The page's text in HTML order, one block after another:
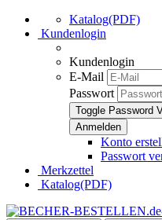
Katalog(PDF)
Kundenlogin
Kundenlogin
E-Mail
Passwort
Toggle Password
Konto
Passwort
Merkzettel
Katalog(PDF)